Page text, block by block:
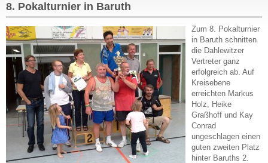
8. Pokalturnier in Baruth
Zum 8. Pokalturnier
in Baruth schnitten
die Dahlewitzer
Vertreter ganz
erfolgreich ab. Auf
Kreisebene
erreichten Markus
Holz, Heike
Graßhoff und Kay
Conrad
ungeschlagen einen
guten zweiten Platz
hinter Baruths 2.